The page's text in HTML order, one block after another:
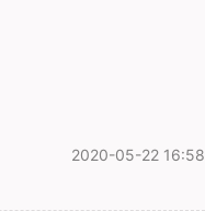
2020-05-22 16:58